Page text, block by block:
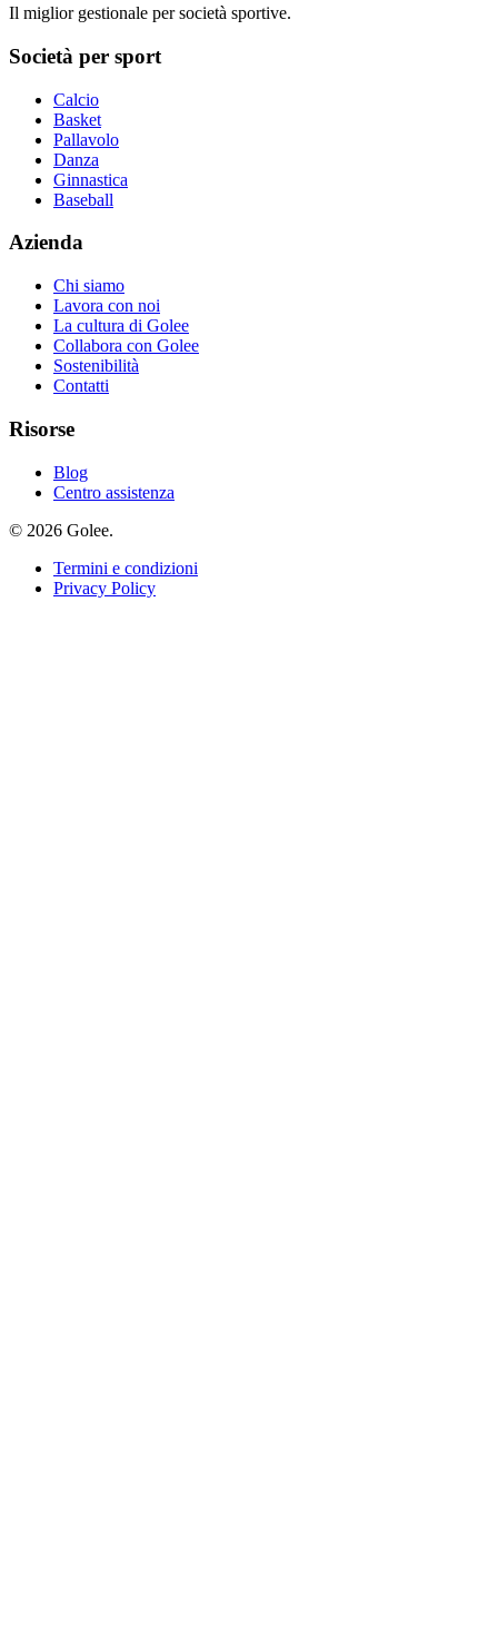
Il miglior gestionale per società sportive.
Società per sport
Calcio
Basket
Pallavolo
Danza
Ginnastica
Baseball
Azienda
Chi siamo
Lavora con noi
La cultura di Golee
Collabora con Golee
Sostenibilità
Contatti
Risorse
Blog
Centro assistenza
© 2026 Golee.
Termini e condizioni
Privacy Policy